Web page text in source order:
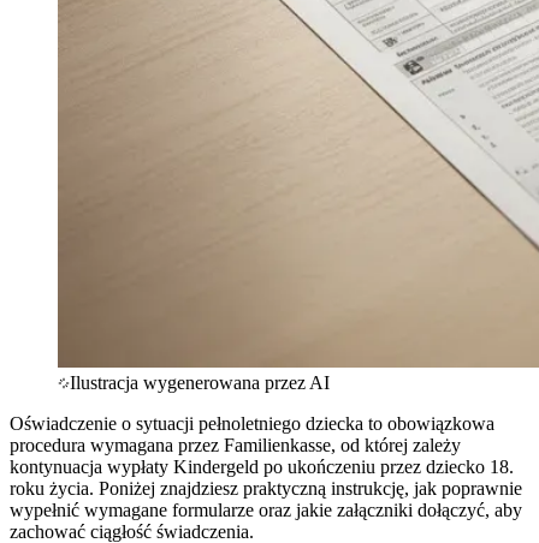
Ilustracja wygenerowana przez AI
Oświadczenie o sytuacji pełnoletniego dziecka to obowiązkowa
procedura wymagana przez Familienkasse, od której zależy
kontynuacja wypłaty Kindergeld po ukończeniu przez dziecko 18.
roku życia. Poniżej znajdziesz praktyczną instrukcję, jak poprawnie
wypełnić wymagane formularze oraz jakie załączniki dołączyć, aby
zachować ciągłość świadczenia.